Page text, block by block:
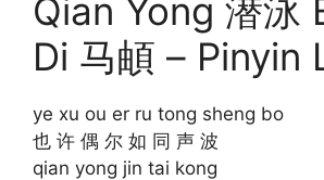
Qian Yong 潜泳
Di 马頔 – Pinyin
ye xu ou er ru tong sheng bo
也 许 偶 尔 如 同 声 波
qian yong jin tai kong